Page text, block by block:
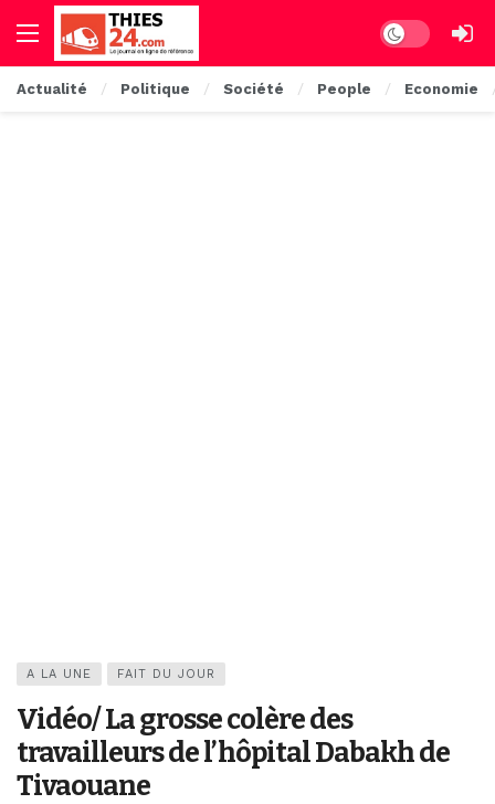
Dark mode
Actualité Politique Société People Economie
A LA UNE FAIT DU JOUR
Vidéo/ La grosse colère des
travailleurs de l’hôpital Dabakh de
Tivaouane